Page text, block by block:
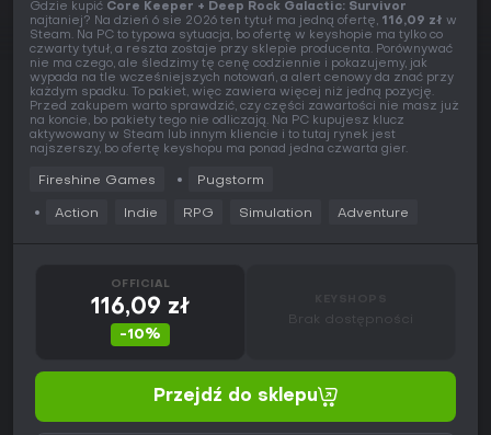
Gdzie kupić Core Keeper + Deep Rock Galactic: Survivor
najtaniej? Na dzień 6 sie 2026 ten tytuł ma jedną ofertę, 116,09 zł w
Steam. Na PC to typowa sytuacja, bo ofertę w keyshopie ma tylko co
czwarty tytuł, a reszta zostaje przy sklepie producenta. Porównywać
nie ma czego, ale śledzimy tę cenę codziennie i pokazujemy, jak
wypada na tle wcześniejszych notowań, a alert cenowy da znać przy
każdym spadku. To pakiet, więc zawiera więcej niż jedną pozycję.
Przed zakupem warto sprawdzić, czy części zawartości nie masz już
na koncie, bo pakiety tego nie odliczają. Na PC kupujesz klucz
aktywowany w Steam lub innym kliencie i to tutaj rynek jest
najszerszy, bo ofertę keyshopu ma ponad jedna czwarta gier.
Fireshine Games Pugstorm
Action Indie RPG Simulation Adventure
OFFICIAL
116,09 zł
-10%
Brak dostępności
Przejdź do sklepu